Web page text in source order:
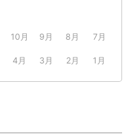
10月 9月 8月 7月
4月 3月 2月 1月